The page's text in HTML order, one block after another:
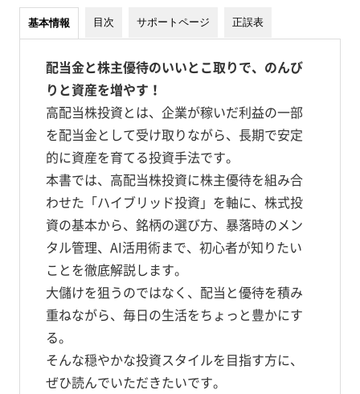
基本情報 目次 サポートページ 正誤表
配当金と株主優待のいいとこ取りで、のんび
りと資産を増やす！
高配当株投資とは、企業が稼いだ利益の一部
を配当金として受け取りながら、長期で安定
的に資産を育てる投資手法です。
本書では、高配当株投資に株主優待を組み合
わせた「ハイブリッド投資」を軸に、株式投
資の基本から、銘柄の選び方、暴落時のメン
タル管理、AI活用術まで、初心者が知りたい
ことを徹底解説します。
大儲けを狙うのではなく、配当と優待を積み
重ねながら、毎日の生活をちょっと豊かにす
る。
そんな穏やかな投資スタイルを目指す方に、
ぜひ読んでいただきたいです。